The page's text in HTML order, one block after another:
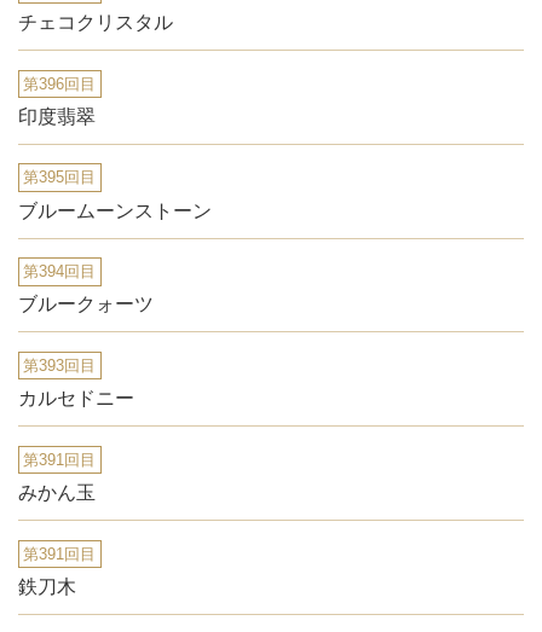
チェコクリスタル
第396回目
印度翡翠
第395回目
ブルームーンストーン
第394回目
ブルークォーツ
第393回目
カルセドニー
第391回目
みかん玉
第391回目
鉄刀木